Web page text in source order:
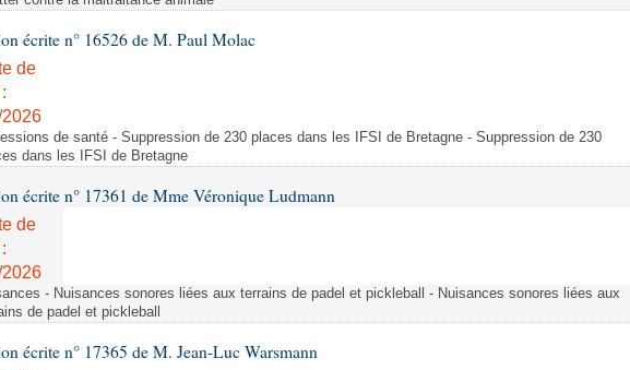
écrite n° 16526 de M. Paul Molac
de
de santé - Suppression de 230 places dans les IFSI de Bretagne - Suppression de 230
dans les IFSI de Bretagne
écrite n° 17361 de Mme Véronique Ludmann
de
- Nuisances sonores liées aux terrains de padel et pickleball - Nuisances sonores liées aux
de padel et pickleball
écrite n° 17365 de M. Jean-Luc Warsmann